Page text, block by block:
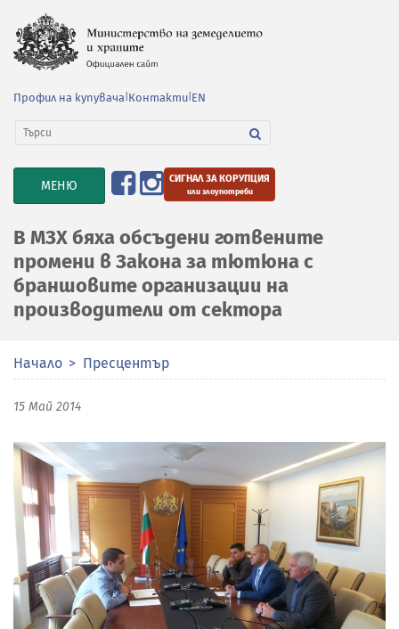
Профил на купувача Контакти EN
TOGGLE
NAVIGATION
МЕНЮ СИГНАЛ ЗА КОРУПЦИЯ
или злоупотреби
В МЗХ бяха обсъдени готвените
промени в Закона за тютюна с
браншовите организации на
производители от сектора
Начало Пресцентър
15 Май 2014